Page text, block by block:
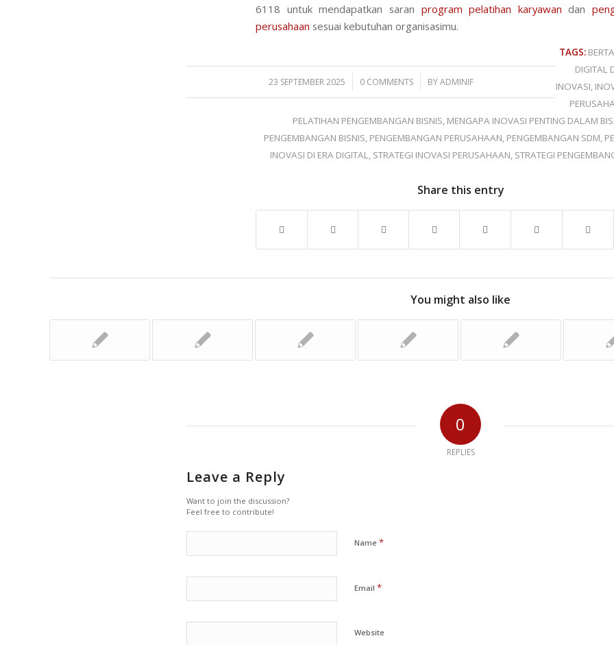
6118 untuk mendapatkan saran program pelatihan karyawan dan
perusahaan sesuai kebutuhan organisasimu.
23 SEPTEMBER 2025
/ 0 COMMENTS
/ BYADMINIF
TAGS:
DIGITAL
INOVASI,
PELATIHAN PENGEMBANGAN BISNIS, MENGAPA INOVASI PENTING DALAM
PENGEMBANGAN BISNIS, PENGEMBANGAN PERUSAHAAN, PENGEMBANGAN SDM,
INOVASI DI ERA DIGITAL, STRATEGI INOVASI PERUSAHAAN, STRATEGI
Share this entry
You might also like
0
REPLIES
Leave a Reply
Want to join the discussion?
Feel free to contribute!
Name *
Email *
Website